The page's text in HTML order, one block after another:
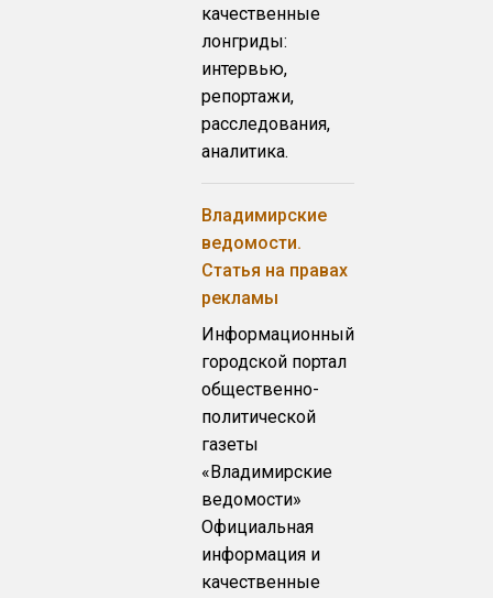
качественные
лонгриды:
интервью,
репортажи,
расследования,
аналитика.
Владимирские
ведомости.
Статья на правах
рекламы
Информационный
городской портал
общественно-
политической
газеты
«Владимирские
ведомости»
Официальная
информация и
качественные